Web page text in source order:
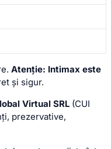
Atenție: Intimax este
și sigur.
Virtual SRL (CUI
prezervative,